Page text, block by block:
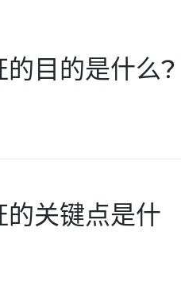
的目的是什么?
的关键点是什